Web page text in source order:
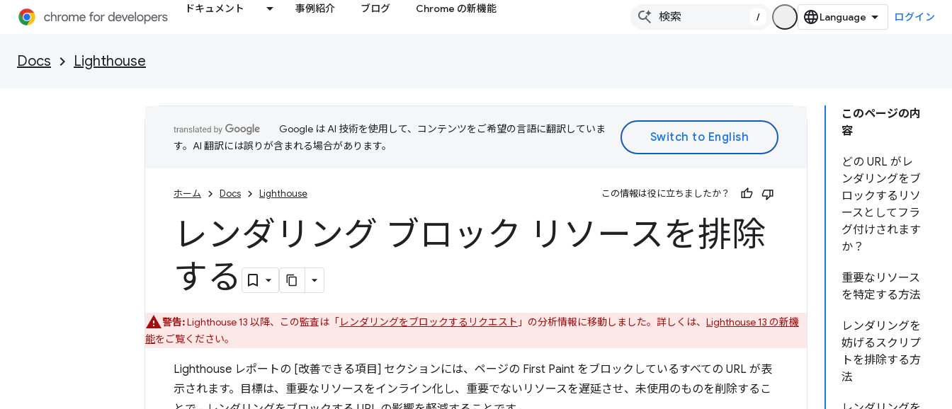
ドキュメント 事例紹介 ブログ Chrome の新機能
/ ログイン
Docs Lighthouse
このページの内
容
どの URL がレ
ンダリングをブ
ロックするリソ
ースとしてフラ
グ付けされます
か？
重要なリソース
を特定する方法
レンダリングを
妨げるスクリプ
トを排除する方
法
Google は AI 技術を使用して、コンテンツをご希望の言語に翻訳していま
す。AI 翻訳には誤りが含まれる場合があります。
ホーム Docs Lighthouse この情報は役に立ちましたか？
レンダリング ブロック リソースを排除
する
警告:Lighthouse 13 以降、この監査は「レンダリングをブロックするリクエスト 」の分析情報に移動しました。詳しくは、 Lighthouse 13 の新機
能をご覧ください。
Lighthouse レポートの [改善できる項目] セクションには、ページの First Paint をブロックしているすべての URL が表
示されます。目標は、重要なリソースをインライン化し、重要でないリソースを遅延させ、未使用のものを削除するこ